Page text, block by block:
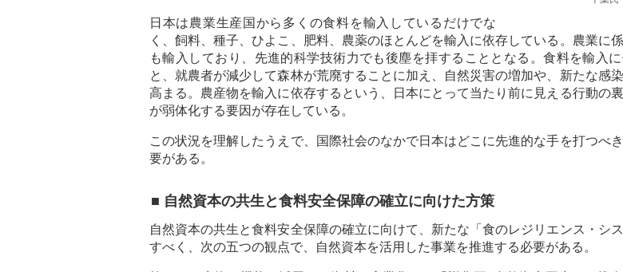
日本は農業生産国から多くの食料を輸入しているだけでな
く、飼料、種子、ひよこ、肥料、農薬のほとんどを輸入に依存している。農業に
も輸入しており、先進的科学技術力でも後塵を拝することとなる。食料を輸入
と、就農者が減少して森林が荒廃することに加え、自然災害の増加や、新たな感
高まる。農産物を輸入に依存するという、日本にとって当たり前に見える行動の
が弱体化する要因が存在している。
この状況を理解したうえで、国際社会のなかで日本はどこに先進的な手を打つべ
要がある。
■ 自然資本の共生と食料安全保障の確立に向けた方策
自然資本の共生と食料安全保障の確立に向けて、新たな「食のレジリエンス・シ
すべく、次の五つの観点で、自然資本を活用した事業を推進する必要がある。